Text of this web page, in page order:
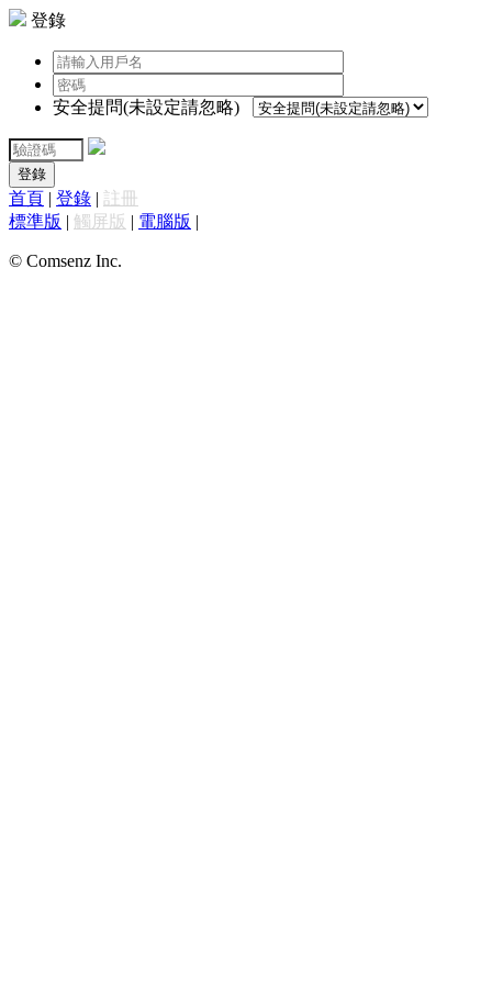
登錄
安全提問(未設定請忽略)
登錄
首頁 | 登錄 | 註冊
標準版 | 觸屏版 | 電腦版 |
© Comsenz Inc.